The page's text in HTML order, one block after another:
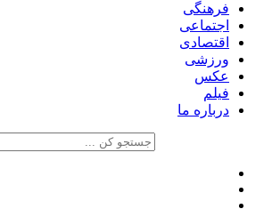
فرهنگی
اجتماعی
اقتصادی
ورزشی
عکس
فیلم
درباره ما